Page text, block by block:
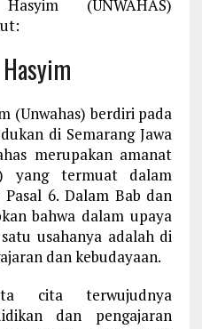
(UNWAHAS)
(Unwahas) berdiri pada
di Semarang Jawa
merupakan amanat
yang termuat dalam
6. Dalam Bab dan
bahwa dalam upaya
usahanya adalah di
dan kebudayaan.
cita terwujudnya
dan pengajaran